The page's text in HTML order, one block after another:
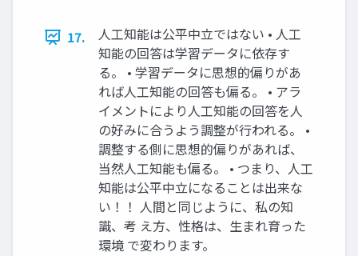
17.
人工知能は公平中立ではない • 人工
知能の回答は学習データに依存す
る。 • 学習データに思想的偏りがあ
れば人工知能の回答も偏る。 • アラ
イメントにより人工知能の回答を人
の好みに合うよう調整が行われる。 •
調整する側に思想的偏りがあれば、
当然人工知能も偏る。 • つまり、人工
知能は公平中立になることは出来な
い！！ 人間と同じように、私の知
識、考 え方、性格は、生まれ育った
環境 で変わります。